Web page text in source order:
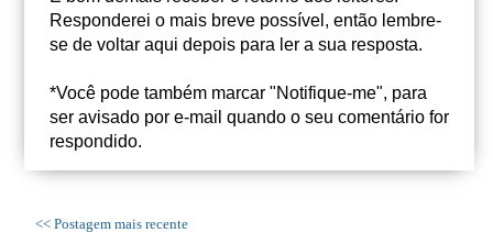
Responderei o mais breve possível, então lembre-
se de voltar aqui depois para ler a sua resposta.
*Você pode também marcar "Notifique-me", para
ser avisado por e-mail quando o seu comentário for
respondido.
<< Postagem mais recente